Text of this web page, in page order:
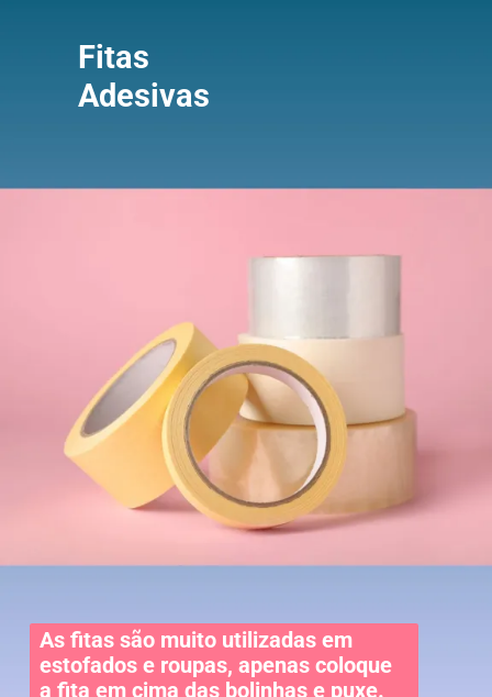
Fitas
Adesivas
As fitas são muito utilizadas em
estofados e roupas, apenas coloque
a fita em cima das bolinhas e puxe.